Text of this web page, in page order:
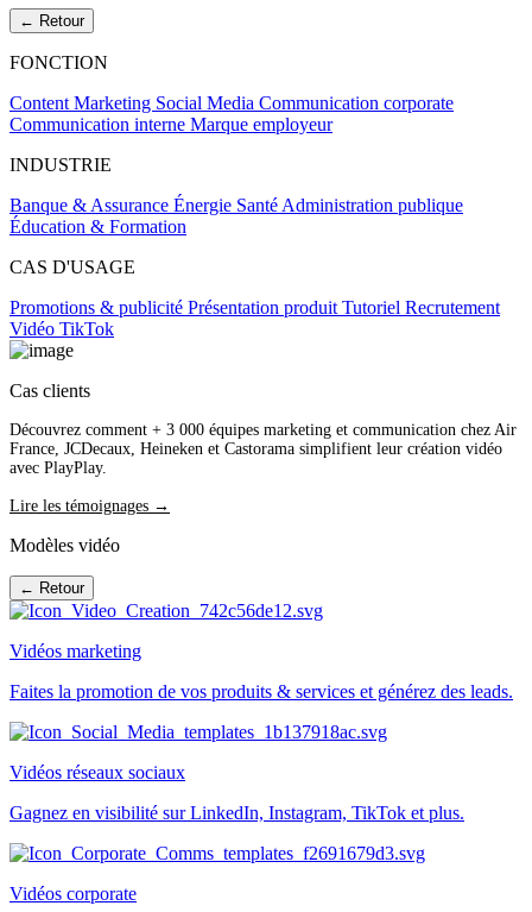
← Retour
FONCTION
Content Marketing Social Media Communication corporate
Communication interne Marque employeur
INDUSTRIE
Banque & Assurance Énergie Santé Administration publique
Éducation & Formation
CAS D'USAGE
Promotions & publicité Présentation produit Tutoriel Recrutement
Vidéo TikTok
Cas clients
Découvrez comment + 3 000 équipes marketing et communication chez Air
France, JCDecaux, Heineken et Castorama simplifient leur création vidéo
avec PlayPlay.
Lire les témoignages →
Modèles vidéo
← Retour
Vidéos marketing
Faites la promotion de vos produits & services et générez des leads.
Vidéos réseaux sociaux
Gagnez en visibilité sur LinkedIn, Instagram, TikTok et plus.
Vidéos corporate